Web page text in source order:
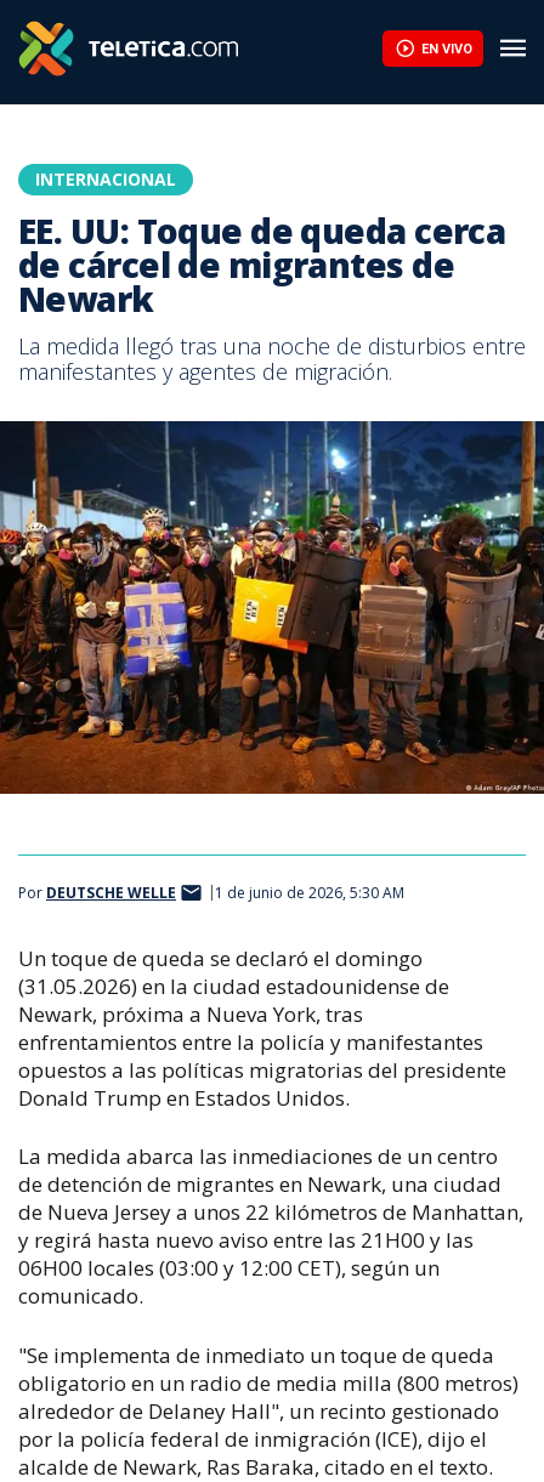
EN VIVO
INTERNACIONAL
EE. UU: Toque de queda cerca
de cárcel de migrantes de
Newark
La medida llegó tras una noche de disturbios entre
manifestantes y agentes de migración.
Por DEUTSCHE WELLE 1 de junio de 2026, 5:30 AM
Un toque de queda se declaró el domingo
(31.05.2026) en la ciudad estadounidense de
Newark, próxima a Nueva York, tras
enfrentamientos entre la policía y manifestantes
opuestos a las políticas migratorias del presidente
Donald Trump en Estados Unidos.
La medida abarca las inmediaciones de un centro
de detención de migrantes en Newark, una ciudad
de Nueva Jersey a unos 22 kilómetros de Manhattan,
y regirá hasta nuevo aviso entre las 21H00 y las
06H00 locales (03:00 y 12:00 CET), según un
comunicado.
"Se implementa de inmediato un toque de queda
obligatorio en un radio de media milla (800 metros)
alrededor de Delaney Hall", un recinto gestionado
por la policía federal de inmigración (ICE), dijo el
alcalde de Newark, Ras Baraka, citado en el texto.